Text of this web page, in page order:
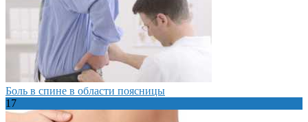
Боль в спине в области поясницы
17